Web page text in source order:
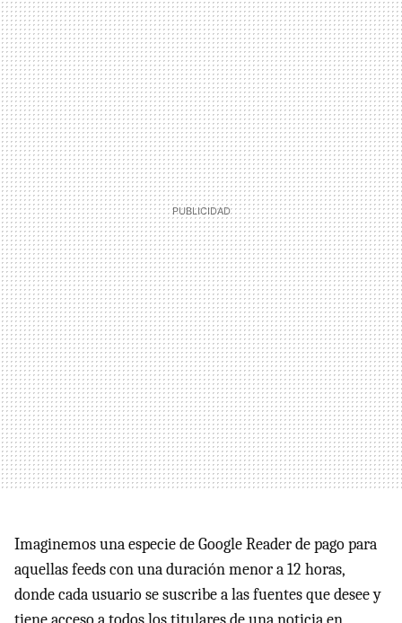
Imaginemos una especie de Google Reader de pago para
aquellas feeds con una duración menor a 12 horas,
donde cada usuario se suscribe a las fuentes que desee y